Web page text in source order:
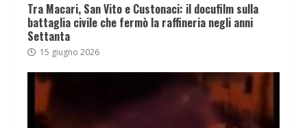
Tra Macari, San Vito e Custonaci: il docufilm sulla
battaglia civile che fermò la raffineria negli anni
Settanta
15 giugno 2026